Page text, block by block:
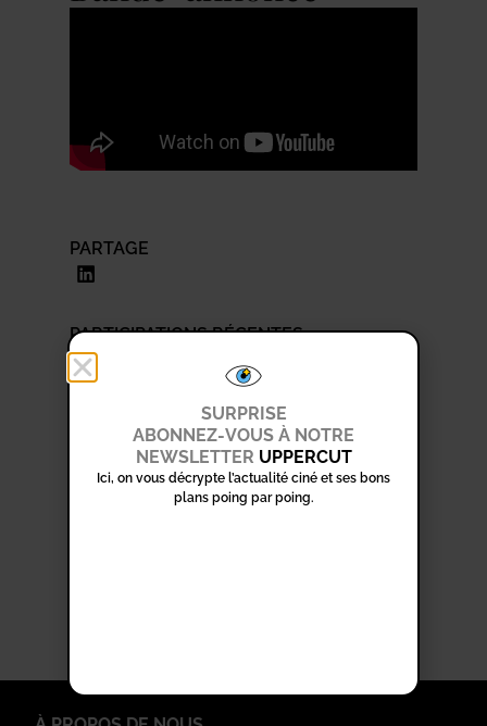
PARTAGE
PARTICIPATIONS RÉCENTES
Les cadors
Visages villagesSURPRISE
ABONNEZ-VOUS À NOTRE
NEWSLETTER UPPERCUT
Ici, on vous décrypte l’actualité ciné et ses bons
plans poing par poing.